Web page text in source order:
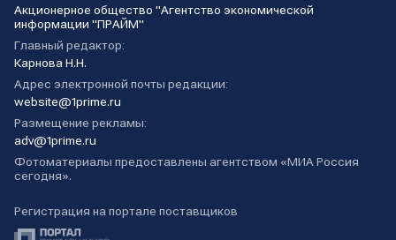
Акционерное общество "Агентство экономической
информации "ПРАЙМ"
Главный редактор:
Карнова Н.Н.
Адрес электронной почты редакции:
website@1prime.ru
Размещение рекламы:
adv@1prime.ru
Фотоматериалы предоставлены агентством «МИА Россия
сегодня».
Регистрация на портале поставщиков